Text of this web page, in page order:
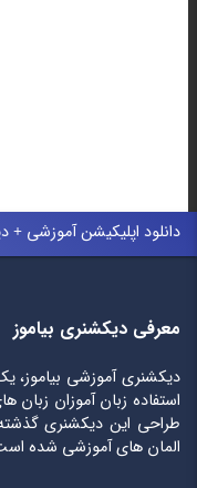
دانلود اپلیکیشن آموزشی +
معرفی دیکشنری بیاموز
دیکشنری آموزشی بیاموز،
استفاده زبان آموزان زبان
طراحی این دیکشنری گذشته
المان های آموزشی شده